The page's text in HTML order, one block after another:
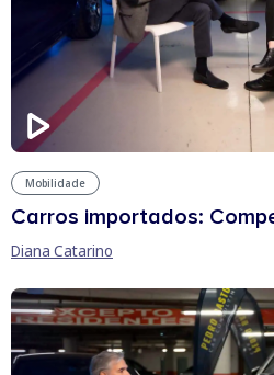
Mobilidade
Carros importados:
Diana Catarino